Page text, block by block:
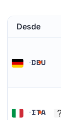
Desde
DEU
ITA